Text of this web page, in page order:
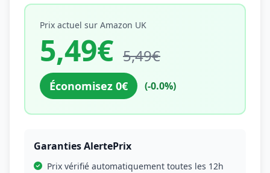
Prix actuel sur Amazon UK
5,49€ 5,49€
Économisez 0€ (-0.0%)
Garanties AlertePrix
Prix vérifié automatiquement toutes les 12h